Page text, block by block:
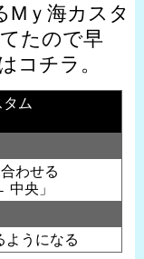
Mｙ海カスタ
たので早
コチラ。
ム
わせる
央」
ようになる